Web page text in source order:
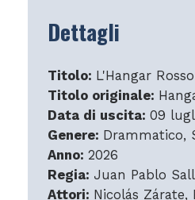
Dettagli
Titolo: L'Hangar Rosso
Titolo originale:
Data di uscita: 09
Genere: Drammatico,
Anno: 2026
Regia: Juan Pablo
Attori: Nicolás Zárate,